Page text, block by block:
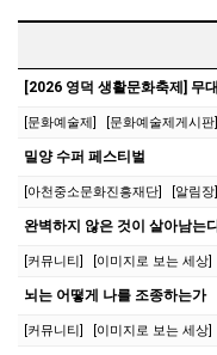
[문화예술제] [문화예술제게시판]
밀양 수퍼 페스티벌
[아천중소문화진흥재단] [알림장]
[커뮤니티] [이미지로 보는 세상]
뇌는 어떻게 나를 조종하는가
[커뮤니티] [이미지로 보는 세상]